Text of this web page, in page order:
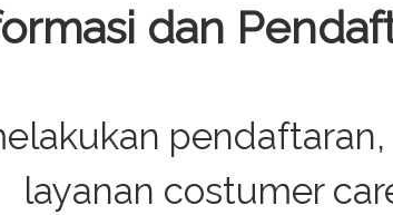
dan
layanan costumer